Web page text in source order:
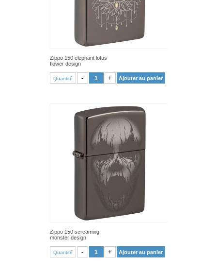
Zippo 150 elephant lotus
flower design
Quantité - + Ajouter au panier
Zippo 150 screaming
monster design
Quantité - + Ajouter au panier